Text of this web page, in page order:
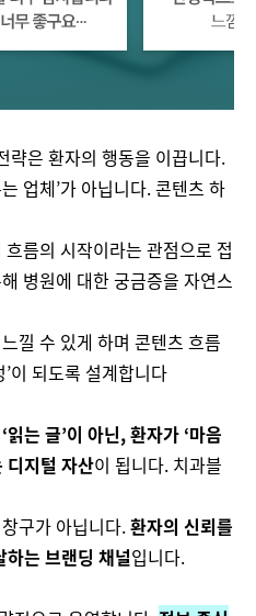
략은 환자의 행동을 이끕니다.
업체’가 아닙니다. 콘텐츠 하
름의 시작이라는 관점으로 접
병원에 대한 궁금증을 자연스
낄 수 있게 하며 콘텐츠 흐름
이 되도록 설계합니다
는 글’이 아닌, 환자가 ‘마음
디지털 자산이 됩니다. 치과블
구가 아닙니다.환자의 신뢰를
는 브랜딩 채널입니다.